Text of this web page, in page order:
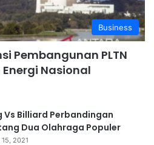
Business
Pembangunan PLTN
Nasional
Vs Billiard Perbandingan
Dua Olahraga Populer
2021